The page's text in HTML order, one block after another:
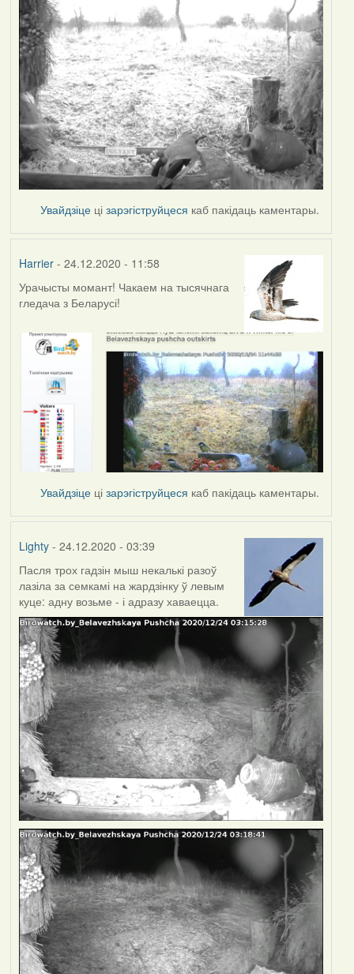
Увайдзіце цізарэгіструйцеся каб пакідаць каментары.
Harrier- 24.12.2020 - 11:58
Урачысты момант! Чакаем на тысячнага
гледача з Беларусі!
Увайдзіце цізарэгіструйцеся каб пакідаць каментары.
Lighty- 24.12.2020 - 03:39
Пасля трох гадзін мыш некалькі разоў
лазіла за семкамі на жардзінку ў левым
куце: адну возьме - і адразу хаваецца.